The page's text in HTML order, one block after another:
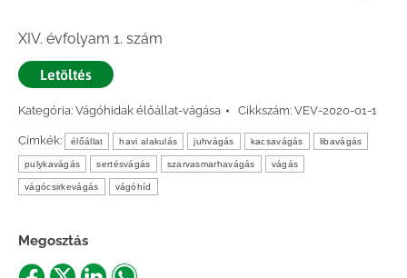
XIV. évfolyam 1. szám
Letöltés
Kategória: Vágóhidak élőállat-vágása Cikkszám: VEV-2020-01-1
Címkék: élőállat havi alakulás juhvágás kacsavágás libavágás
pulykavágás sertésvágás szarvasmarhavágás vágás
vágócsirkevágás vágóhíd
Megosztás